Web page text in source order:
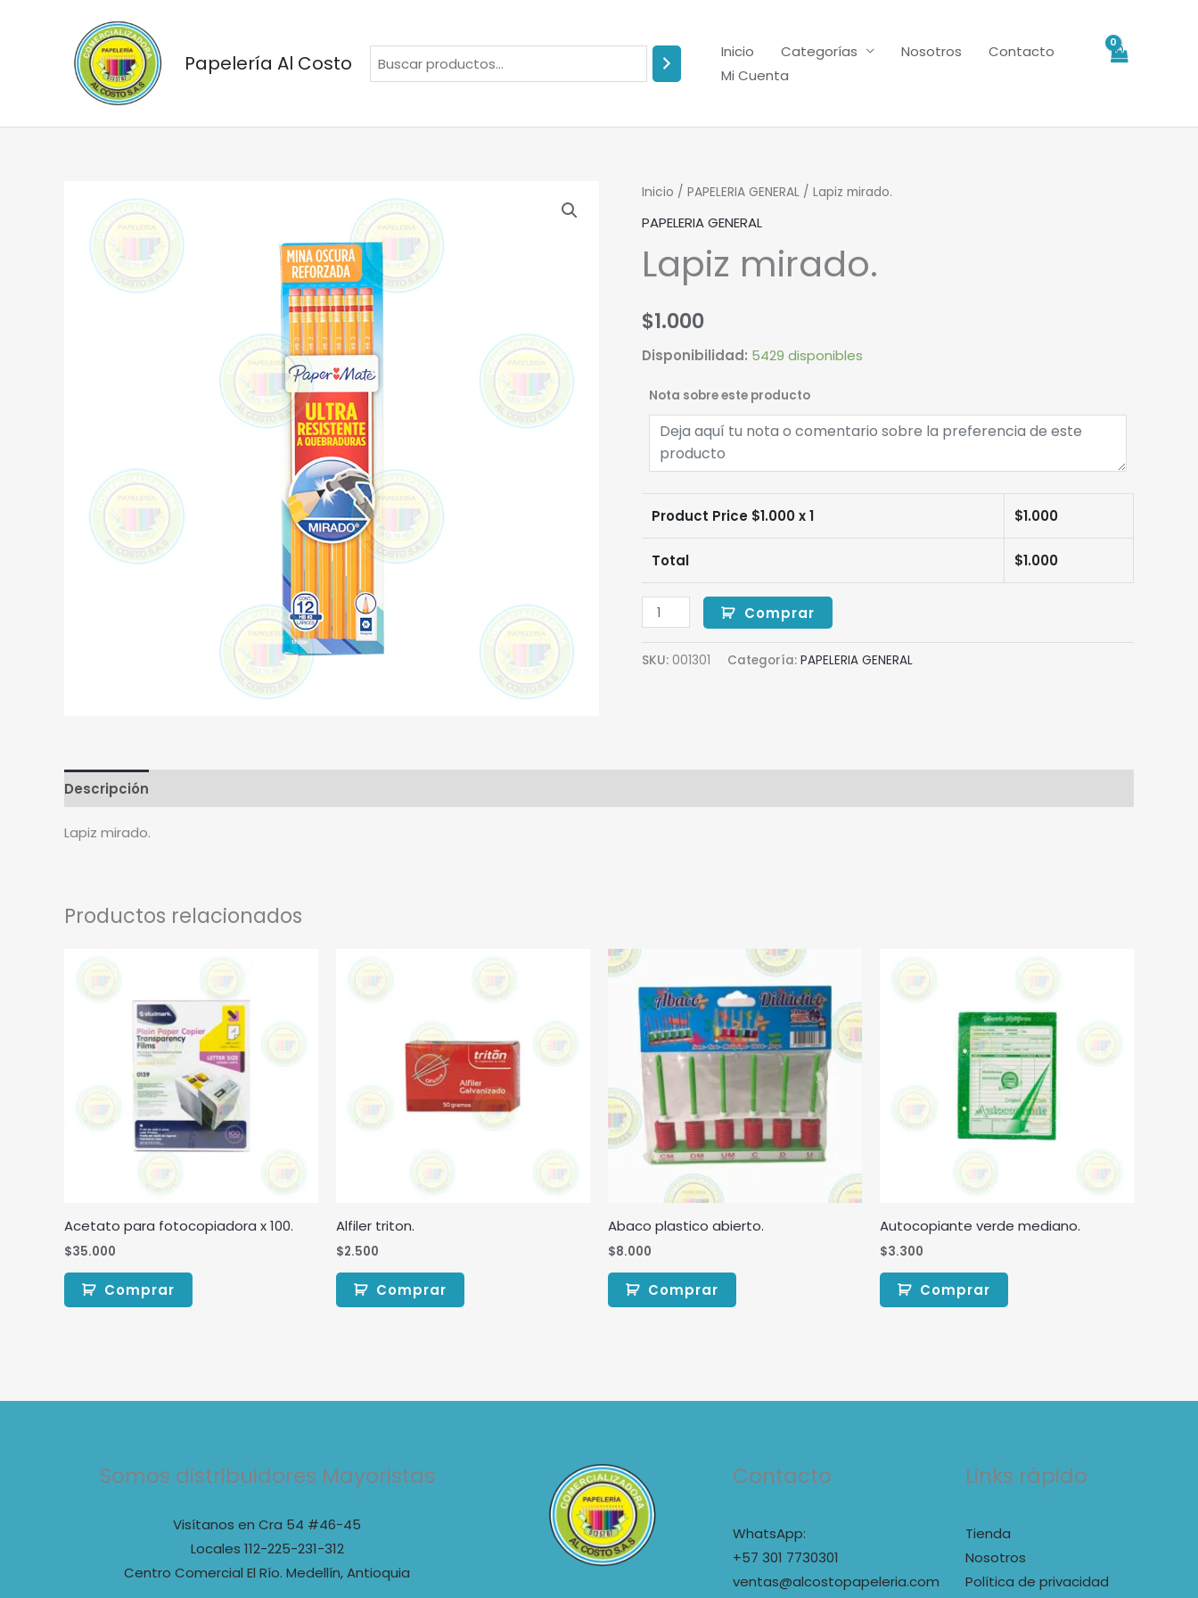
Papelería Al Costo Inicio Categorías Nosotros
Contacto
Mi Cuenta
Inicio / PAPELERIA GENERAL / Lapiz mirado.
PAPELERIA GENERAL
Lapiz mirado.
$1.000
Disponibilidad: 5429 disponibles
Nota sobre este producto
Product Price $1.000x 1 $1.000
Total $1.000
Lapiz
mirado.
Comprar
SKU: 001301 Categoría: PAPELERIA GENERAL
Descripción
Lapiz mirado.
Productos relacionados
Acetato para fotocopiadora x 100.
$35.000
Comprar
Alfiler triton.
$2.500
Comprar
Abaco plastico abierto.
$8.000
Comprar
Autocopiante verde mediano.
$3.300
Comprar
Somos distribuidores Mayoristas
Visítanos en Cra 54 #46-45
Locales 112-225-231-312
Centro Comercial El Río. Medellín, Antioquia
Contacto
WhatsApp:
+57 301 7730301
ventas@alcostopapeleria.com
Links rápido
Tienda
Nosotros
Política de privacidad